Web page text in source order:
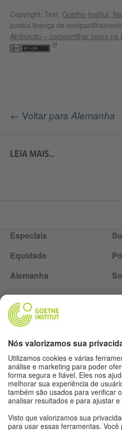
Copyright: Text: Goethe-Institut,
possui licença de
Atribuição – compartilhar como na
← Voltar para Alemanha
LEIA MAIS…
Especiais
Equidade
Alemanha
Expediente
Proteção de dados
Termos de uso
Proteção de dados
Siga a revista Humboldt nas